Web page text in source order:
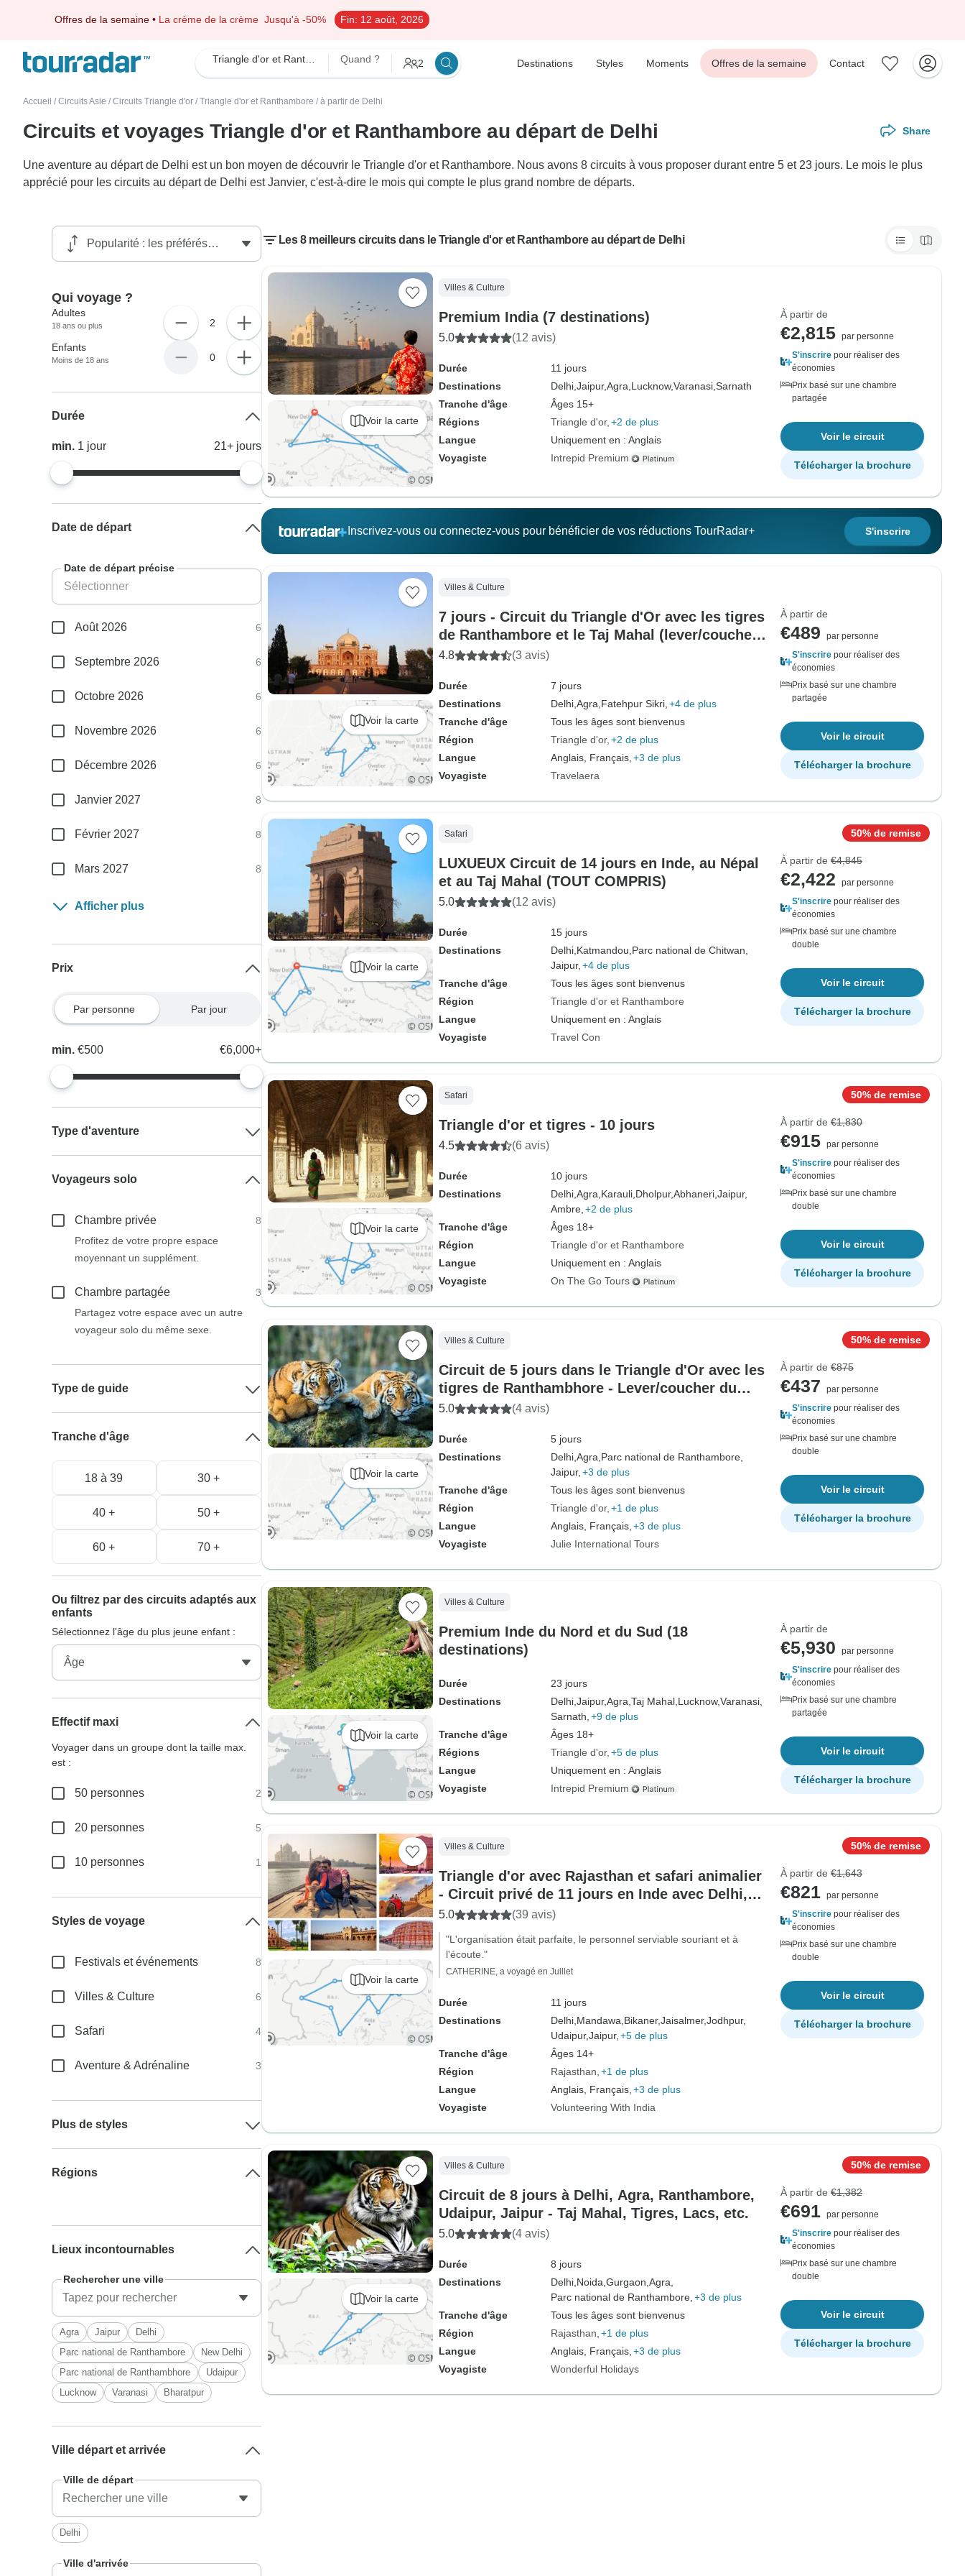
Offres de la semaine • La crème de la crème Jusqu'à -50% Fin: 12 août, 2026
Triangle d'or et Ranthambore Quand ? 2 Destinations Styles Moments Offres de la semaine Contact
Accueil / Circuits Asie / Circuits Triangle d'or / Triangle d'or et Ranthambore / à partir de Delhi
Circuits et voyages Triangle d'or et Ranthambore au départ de Delhi Share
Une aventure au départ de Delhi est un bon moyen de découvrir le Triangle d'or et Ranthambore. Nous avons 8 circuits à vous proposer durant entre 5 et 23 jours. Le mois le plus
apprécié pour les circuits au départ de Delhi est Janvier, c'est-à-dire le mois qui compte le plus grand nombre de départs.
Les 8 meilleurs circuits dans le Triangle d'or et Ranthambore au départ de Delhi
Voir la carte
Villes & Culture
Premium India (7 destinations)
5.0 (12 avis)
Durée
11 jours
Destinations
Delhi, Jaipur,Agra, Lucknow,Varanasi, Sarnath
Tranche d'âge
Âges 15+
Régions
Triangle d'or +2 de plus
Langue
Uniquement en : Anglais
Voyagiste
Intrepid Premium
À partir de
€2,815 par personne
S'inscrire pour réaliser des
économies
Prix basé sur une chambre
partagée
Voir le circuit
Télécharger la brochure
Inscrivez-vous ou connectez-vous pour bénéficier de vos réductions TourRadar+ S'inscrire
Voir la carte
Villes & Culture
7 jours - Circuit du Triangle d'Or avec les tigres
de Ranthambore et le Taj Mahal (lever/coucher
du soleil)
4.8 (3 avis)
Durée
7 jours
Destinations
Delhi, Agra, Fatehpur Sikri, +4 de plus
Tranche d'âge
Tous les âges sont bienvenus
Région
Triangle d'or +2 de plus
Langue
Anglais, Français, +3 de plus
Voyagiste
Travelaera
À partir de
€489
par personne
S'inscrire pour réaliser des
économies
Prix basé sur une chambre
partagée
Voir le circuit
Télécharger la brochure
Voir la carte
Safari
LUXUEUX Circuit de 14 jours en Inde, au Népal
et au Taj Mahal (TOUT COMPRIS)
5.0 (12 avis)
Durée
15 jours
Destinations
Delhi, Katmandou, Parc national de Chitwan,
Jaipur, +4 de plus
Tranche d'âge
Tous les âges sont bienvenus
Région
Triangle d'or et Ranthambore
Langue
Uniquement en : Anglais
Voyagiste
Travel Con
50% de remise
À partir de €4,845
€2,422
par personne
S'inscrire pour réaliser des
économies
Prix basé sur une chambre
double
Voir le circuit
Télécharger la brochure
Voir la carte
Safari
Triangle d'or et tigres - 10 jours
4.5 (6 avis)
Durée
10 jours
Destinations
Delhi, Agra, Karauli, Dholpur,Abhaneri, Jaipur,
Ambre, +2 de plus
Tranche d'âge
Âges 18+
Région
Triangle d'or et Ranthambore
Langue
Uniquement en : Anglais
Voyagiste
On The Go Tours
50% de remise
À partir de €1,830
€915 par personne
S'inscrire pour réaliser des
économies
Prix basé sur une chambre
double
Voir le circuit
Télécharger la brochure
Voir la carte
Villes & Culture
Circuit de 5 jours dans le Triangle d'Or avec les
tigres de Ranthambhore - Lever/coucher du
soleil du Taj Mahal
5.0 (4 avis)
Durée
5 jours
Destinations
Delhi, Agra, Parc national de Ranthambore,
Jaipur, +3 de plus
Tranche d'âge
Tous les âges sont bienvenus
Région
Triangle d'or +1 de plus
Langue
Anglais, Français, +3 de plus
Voyagiste
Julie International Tours
50% de remise
À partir de €875
€437
par personne
S'inscrire pour réaliser des
économies
Prix basé sur une chambre
double
Voir le circuit
Télécharger la brochure
Voir la carte
Villes & Culture
Premium Inde du Nord et du Sud (18
destinations)
Durée
23 jours
Destinations
Delhi, Jaipur,Agra, Taj Mahal, Lucknow,Varanasi,
Sarnath, +9 de plus
Tranche d'âge
Âges 18+
Régions
Triangle d'or +5 de plus
Langue
Uniquement en : Anglais
Voyagiste
Intrepid Premium
À partir de
€5,930
par personne
S'inscrire pour réaliser des
économies
Prix basé sur une chambre
partagée
Voir le circuit
Télécharger la brochure
Voir la carte
Villes & Culture
Triangle d'or avec Rajasthan et safari animalier
- Circuit privé de 11 jours en Inde avec Delhi,
Agra, Jaipur, Ranthambore et Udaipur
5.0 (39 avis)
"L'organisation était parfaite, le personnel serviable souriant et à
l'écoute."
CATHERINE, a voyagé en Juillet
Durée
11 jours
Destinations
Delhi, Mandawa, Bikaner,Jaisalmer,Jodhpur,
Udaipur,Jaipur, +5 de plus
Tranche d'âge
Âges 14+
Région
Rajasthan +1 de plus
Langue
Anglais, Français, +3 de plus
Voyagiste
Volunteering With India
50% de remise
À partir de €1,643
€821 par personne
S'inscrire pour réaliser des
économies
Prix basé sur une chambre
double
Voir le circuit
Télécharger la brochure
Voir la carte
Villes & Culture
Circuit de 8 jours à Delhi, Agra, Ranthambore,
Udaipur, Jaipur - Taj Mahal, Tigres, Lacs, etc.
5.0 (4 avis)
Durée
8 jours
Destinations
Delhi, Noida, Gurgaon, Agra,
Parc national de Ranthambore, +3 de plus
Tranche d'âge
Tous les âges sont bienvenus
Région
Rajasthan +1 de plus
Langue
Anglais, Français, +3 de plus
Voyagiste
Wonderful Holidays
50% de remise
À partir de €1,382
€691 par personne
S'inscrire pour réaliser des
économies
Prix basé sur une chambre
double
Voir le circuit
Télécharger la brochure
Qui voyage ?
Adultes
18 ans ou plus 2
Enfants
Moins de 18 ans 0
Durée
min. 1 jour 21+ jours
Date de départ
Date de départ précise
Août 2026 6
Septembre 2026 6
Octobre 2026 6
Novembre 2026 6
Décembre 2026 6
Janvier 2027 8
Février 2027 8
Mars 2027 8
Afficher plus
Prix
Par personne Par jour
min.€500 €6,000+
Type d'aventure
Voyageurs solo
Chambre privée
8
Profitez de votre propre espace
moyennant un supplément.
Chambre partagée
3
Partagez votre espace avec un autre
voyageur solo du même sexe.
Type de guide
Tranche d'âge
18 à 39 30 +
40 + 50 +
60 + 70 +
Ou filtrez par des circuits adaptés aux
enfants
Sélectionnez l'âge du plus jeune enfant :
Effectif maxi
Voyager dans un groupe dont la taille max.
est :
50 personnes 2
20 personnes 5
10 personnes 1
Styles de voyage
Festivals et événements 8
Villes & Culture 6
Safari 4
Aventure & Adrénaline 3
Plus de styles
Régions
Lieux incontournables
Rechercher une ville
Agra Jaipur
Delhi
Parc national de Ranthambore
New Delhi
Parc national de Ranthambhore
Udaipur
Lucknow
Varanasi Bharatpur
Ville départ et arrivée
Ville de départ
Delhi
Ville d'arrivée